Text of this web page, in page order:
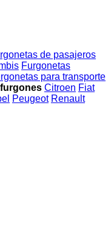
de pasajeros
Furgonetas
para transporte
furgones Citroen Fiat
Peugeot Renault